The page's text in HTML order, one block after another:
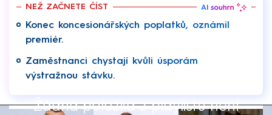
NEŽ ZAČNETE ČÍST
Konec koncesionářských poplatků, oznámil
premiér.
Zaměstnanci chystají kvůli úsporám
výstražnou stávku.
Žádná položka z playlistu není